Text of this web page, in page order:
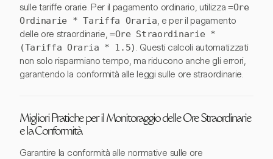
sulle tariffe orarie. Per il pagamento ordinario, utilizza=Ore
Ordinarie * Tariffa Oraria, e per il pagamento
delle ore straordinarie, =Ore Straordinarie *
(Tariffa Oraria * 1.5) . Questi calcoli automatizzati
non solo risparmiano tempo, ma riducono anche gli errori,
garantendo la conformità alle leggi sulle ore straordinarie.
Migliori Pratiche per il Monitoraggio delle Ore Straordinarie
e la Conformità
Garantire la conformità alle normative sulle ore